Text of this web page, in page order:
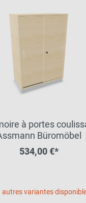
à portes
Büromöbel
534,00 €*
autres variantes